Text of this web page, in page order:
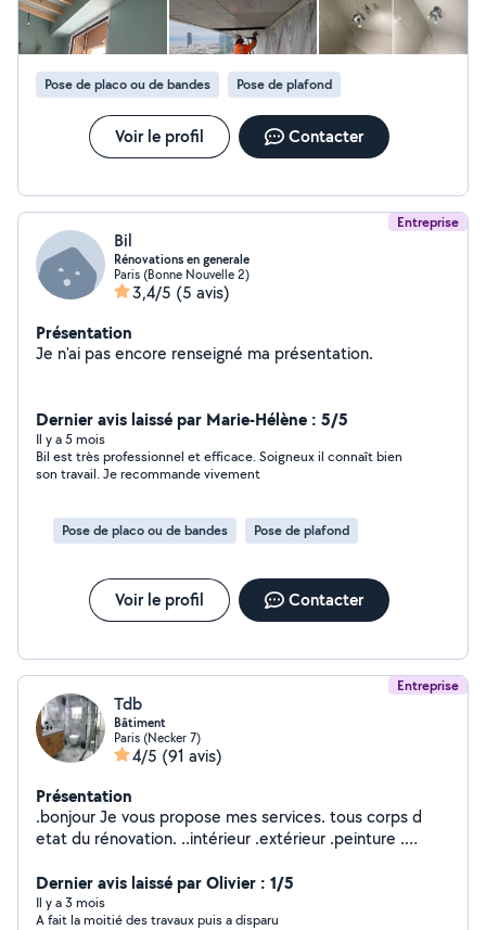
Pose de placo ou de bandes Pose de plafond
Voir le profil Contacter
Entreprise
Bil
Rénovations en generale
Paris (Bonne Nouvelle 2)
3,4/5 (5 avis)
Présentation
Je n'ai pas encore renseigné ma présentation.
Dernier avis laissé par Marie-Hélène : 5/5
Il y a 5 mois
Bil est très professionnel et efficace. Soigneux il connaît bien
son travail. Je recommande vivement
Pose de placo ou de bandes Pose de plafond
Voir le profil Contacter
Entreprise
Tdb
Bâtiment
Paris (Necker 7)
4/5 (91 avis)
Présentation
.bonjour Je vous propose mes services. tous corps d
etat du rénovation. ..intérieur .extérieur .peinture .
.ravalement .isolation .façade.
Dernier avis laissé par Olivier : 1/5
Il y a 3 mois
A fait la moitié des travaux puis a disparu